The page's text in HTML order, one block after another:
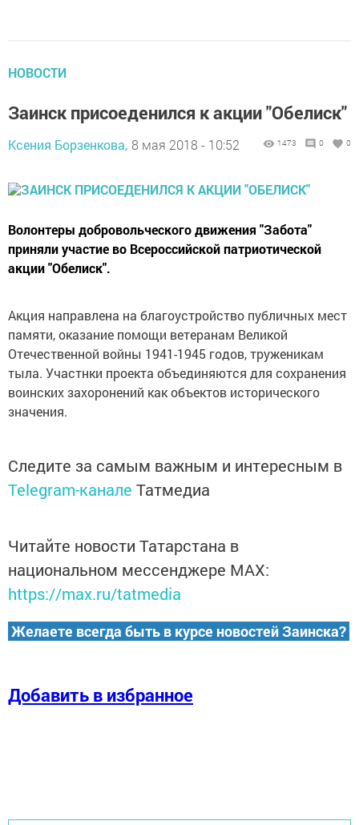
НОВОСТИ
Заинск присоеденился к акции "Обелиск"
Ксения Борзенкова, 8 мая 2018 - 10:52 1473 0 0
Волонтеры добровольческого движения "Забота"
приняли участие во Всероссийской патриотической
акции "Обелиск".
Акция направлена на благоустройство публичных мест
памяти, оказание помощи ветеранам Великой
Отечественной войны 1941-1945 годов, труженикам
тыла. Участнки проекта объединяются для сохранения
воинских захоронений как объектов исторического
значения.
Следите за самым важным и интересным в
Telegram-канале Татмедиа
Читайте новости Татарстана в
национальном мессенджере MАХ:
https://max.ru/tatmedia
Желаете всегда быть в курсе новостей Заинска?
Добавить в избранное